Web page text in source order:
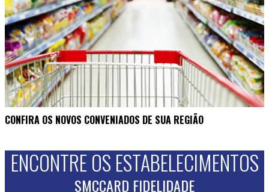
CONFIRA OS NOVOS CONVENIADOS DE SUA REGIÃO
ENCONTRE OS ESTABELECIMENTOS
SMCCARD FIDELIDADE